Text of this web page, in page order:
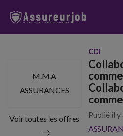
M.M.A
ASSURANCES
Voir toutes les offres
CDI
Publié il y